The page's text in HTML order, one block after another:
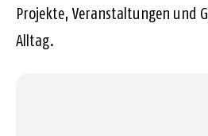
Projekte, Veranstaltungen und
Alltag.